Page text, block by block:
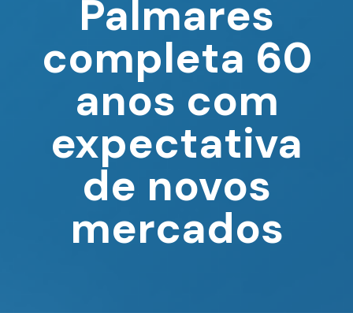
Palmares
completa 60
anos com
expectativa
de novos
mercados